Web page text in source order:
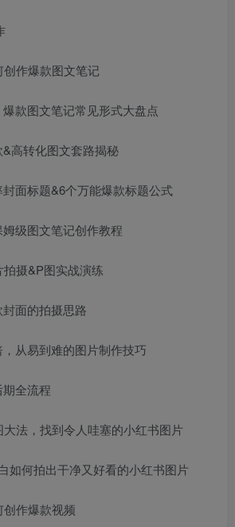
作爆款图文笔记
款图文笔记常见形式大盘点
高转化图文套路揭秘
面标题&6个万能爆款标题公式
级图文笔记创作教程
摄&P图实战演练
面的拍摄思路
从易到难的图片制作技巧
全流程
法，找到令人哇塞的小红书图片
如何拍出干净又好看的小红书图片
作爆款视频